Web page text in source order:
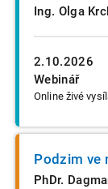
2.10.2026
Webinář
Online živé
Ing. Olga
Podzim ve
PhDr.